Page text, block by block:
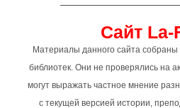
Сайт La-
Материалы данного сайта собраны
библиотек. Они не проверялись на
могут выражать частное мнение
с текущей версией истории,